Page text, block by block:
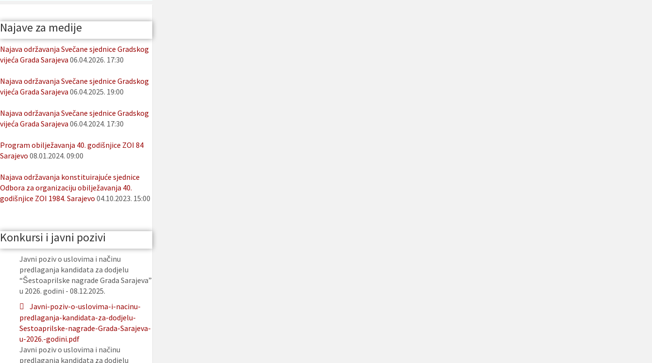
Najave za medije
Najava održavanja Svečane sjednice Gradskog
vijeća Grada Sarajeva 06.04.2026. 17:30
Najava održavanja Svečane sjednice Gradskog
vijeća Grada Sarajeva 06.04.2025. 19:00
Najava održavanja Svečane sjednice Gradskog
vijeća Grada Sarajeva 06.04.2024. 17:30
Program obilježavanja 40. godišnjice ZOI 84
Sarajevo 08.01.2024. 09:00
Najava održavanja konstituirajuće sjednice
Odbora za organizaciju obilježavanja 40.
godišnjice ZOI 1984. Sarajevo 04.10.2023. 15:00
Konkursi i javni pozivi
Javni poziv o uslovima i načinu
predlaganja kandidata za dodjelu
“Šestoaprilske nagrade Grada Sarajeva”
u 2026. godini - 08.12.2025.
Javni-poziv-o-uslovima-i-nacinu-
predlaganja-kandidata-za-dodjelu-
Sestoaprilske-nagrade-Grada-Sarajeva-
u-2026.-godini.pdf
Javni poziv o uslovima i načinu
predlaganja kandidata za dodjelu